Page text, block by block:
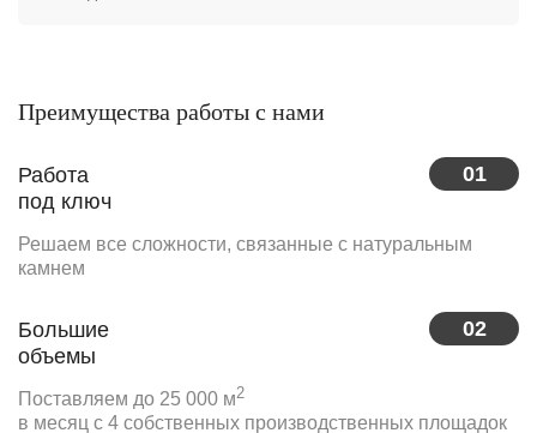
Преимущества работы с нами
01
Работа
под ключ
Решаем все сложности, связанные с натуральным
камнем
02
Большие
объемы
Поставляем до 25 000 м2
в месяц с 4 собственных производственных площадок